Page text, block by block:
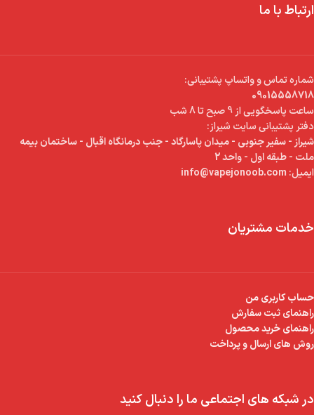
ارتباط با ما
شماره تماس و واتساپ پشتیبانی:
09015558718
ساعت پاسخگویی از 9 صبح تا 8 شب
دفتر پشتیبانی سایت شیراز:
شیراز - سفیر جنوبی - میدان پاسارگاد - جنب درمانگاه اقبال - ساختمان بیمه
ملت - طبقه اول - واحد 2
ایمیل:
خدمات مشتریان
حساب کاربری من
راهنمای ثبت سفارش
راهنمای خرید محصول
روش های ارسال و پرداخت
در شبکه های اجتماعی ما را دنبال کنید